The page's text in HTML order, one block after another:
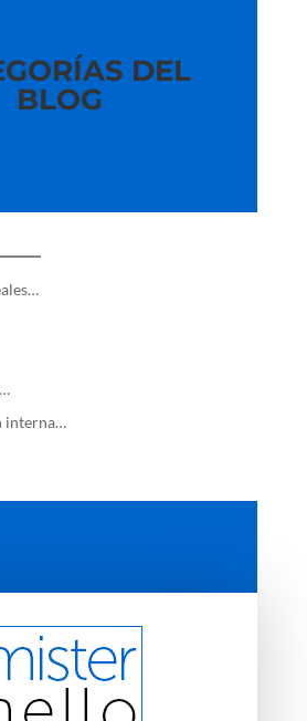
DEL
BLOG
interna…
ENTRADAS